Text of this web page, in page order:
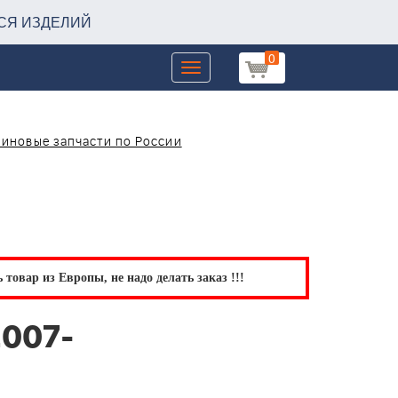
ИЗДЕЛИЙ
0
Toggle
navigation
запчасти по России
из Европы, не надо делать заказ !!!